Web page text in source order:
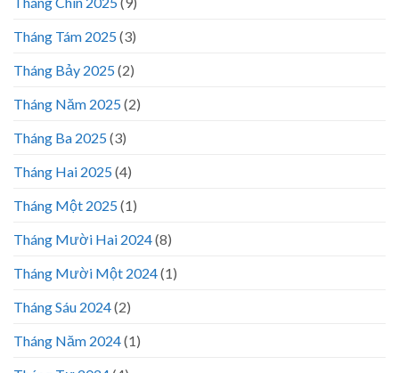
Tháng Tám 2025(3)
Tháng Bảy 2025(2)
Tháng Năm 2025(2)
Tháng Ba 2025(3)
Tháng Hai 2025(4)
Tháng Một 2025(1)
Tháng Mười Hai 2024(8)
Tháng Mười Một 2024(1)
Tháng Sáu 2024(2)
Tháng Năm 2024(1)